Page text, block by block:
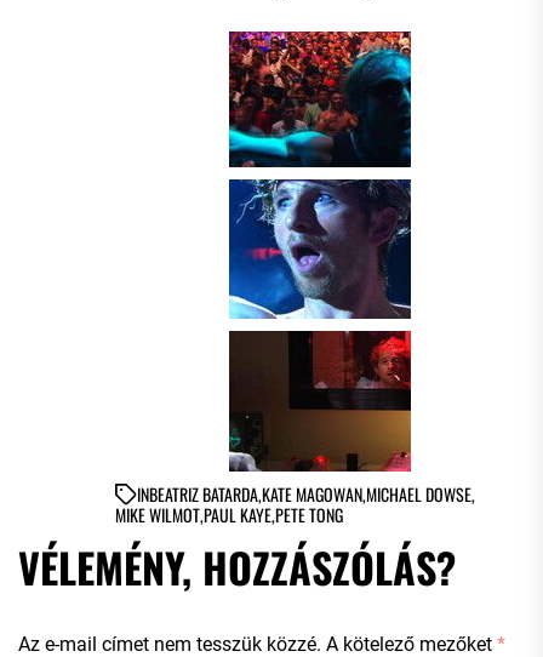
INBEATRIZ BATARDA,KATE MAGOWAN,MICHAEL DOWSE,
MIKE WILMOT,PAUL KAYE,PETE TONG
VÉLEMÉNY, HOZZÁSZÓLÁS?
Az e-mail címet nem tesszük közzé. A kötelező mezőket *